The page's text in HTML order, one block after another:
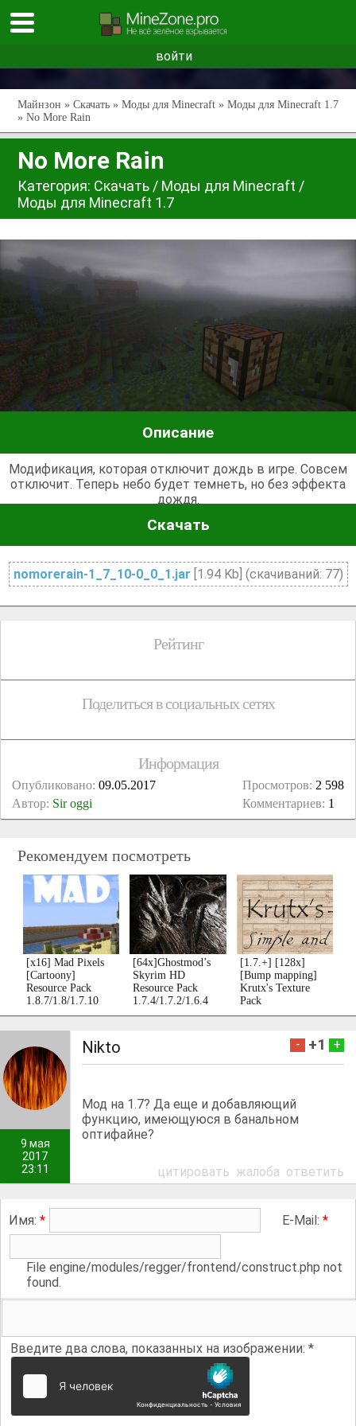
войти
Майнзон » Скачать » Моды для Minecraft » Моды для Minecraft 1.7
» No More Rain
No More Rain
Категория: Скачать / Моды для Minecraft /
Моды для Minecraft 1.7
Описание
Модификация, которая отключит дождь в игре. Совсем
отключит. Теперь небо будет темнеть, но без эффекта
дождя.
Скачать
nomorerain-1_7_10-0_0_1.jar [1.94 Kb] (cкачиваний: 77)
Рейтинг
Поделиться в социальных сетях
Информация
Просмотров: 2 598
Комментариев: 1
Опубликовано: 09.05.2017
Автор: Sir oggi
Рекомендуем посмотреть
[x16] Mad Pixels
[Cartoony]
Resource Pack
1.8.7/1.8/1.7.10
[64x]Ghostmod’s
Skyrim HD
Resource Pack
1.7.4/1.7.2/1.6.4
[1.7.+] [128x]
[Bump mapping]
Krutx's Texture
Pack
9 мая
2017
23:11
Nikto - +1 +
Мод на 1.7? Да еще и добавляющий
функцию, имеющуюся в банальном
оптифайне?
цитировать жалоба ответить
Имя: * E-Mail: *
File engine/modules/regger/frontend/construct.php not
found.
Введите два слова, показанных на изображении: *